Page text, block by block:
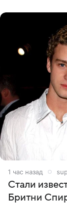
1 час назад
Стали
Бритни